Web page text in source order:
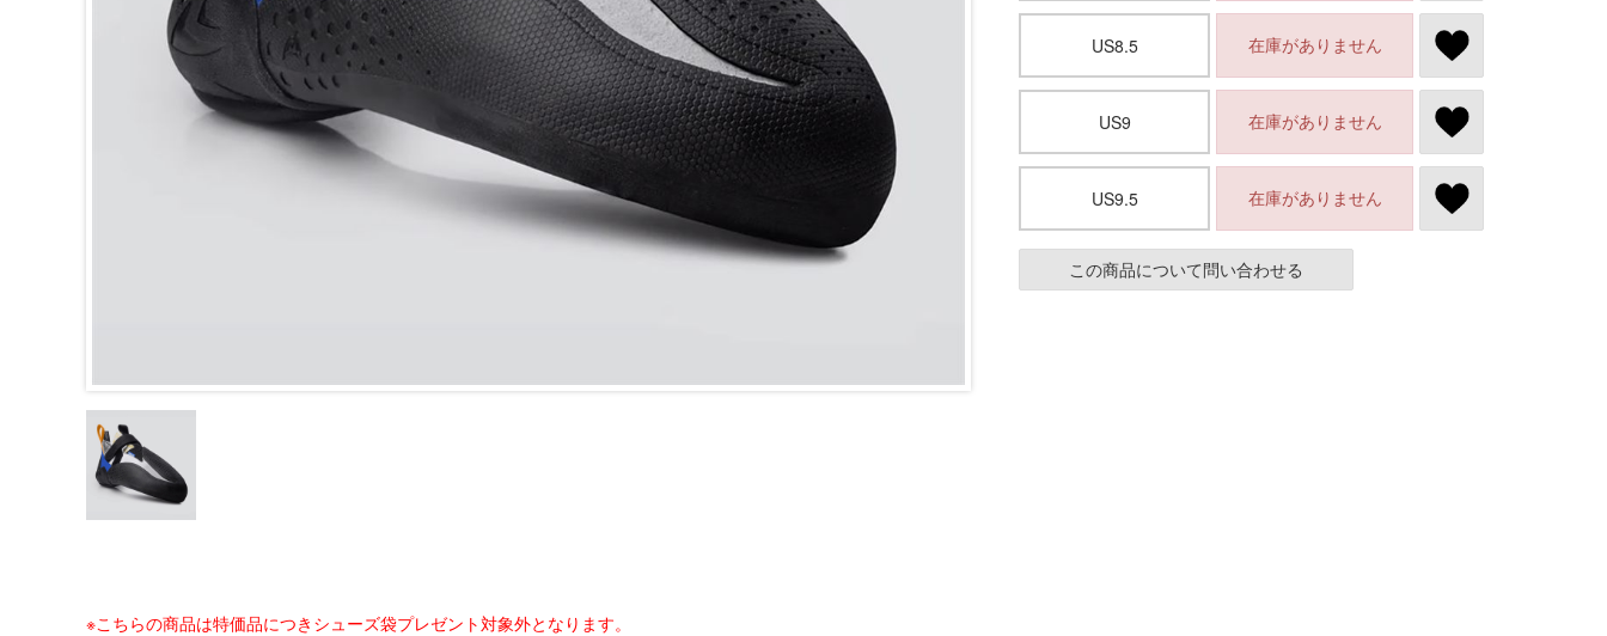
※こちらの商品は特価品につきシューズ袋プレゼント対象外となります。
US8.5 在庫がありません
US9 在庫がありません
US9.5 在庫がありません
この商品について問い合わせる